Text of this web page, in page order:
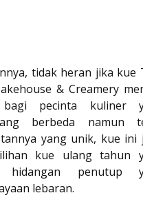
tidak heran jika kue
& Creamery
pecinta kuliner
berbeda namun
yang unik, kue ini
kue ulang tahun
hidangan penutup
lebaran.